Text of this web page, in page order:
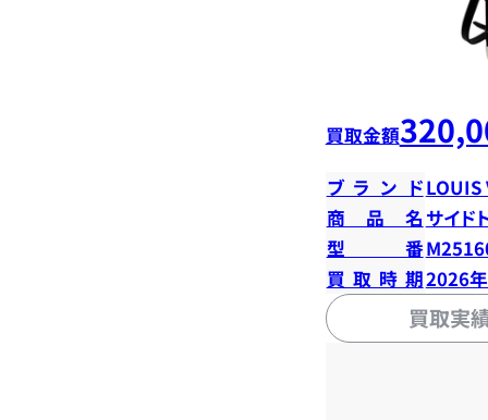
買取金額
ブランドLOUIS
商品名 サイド
型番
買取時期2026
買取実